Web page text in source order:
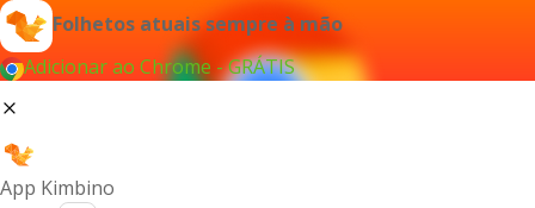
Folhetos atuais sempre à mão
Adicionar ao Chrome - GRÁTIS
App Kimbino